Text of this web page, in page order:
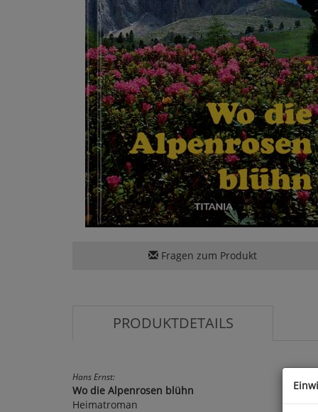
Fragen zum Produkt
PRODUKTDETAILS
Hans Ernst:
Wo die Alpenrosen blühn
Heimatroman